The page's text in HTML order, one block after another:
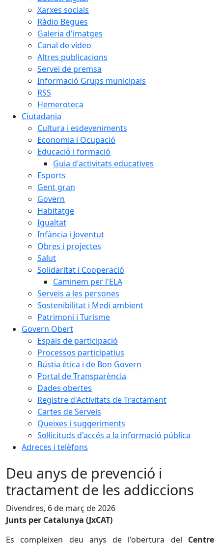
Xarxes socials
Ràdio Begues
Galeria d'imatges
Canal de vídeo
Altres publicacions
Servei de premsa
Informació Grups municipals
RSS
Hemeroteca
Ciutadania
Cultura i esdeveniments
Economia i Ocupació
Educació i formació
Guia d'activitats educatives
Esports
Gent gran
Govern
Habitatge
Igualtat
Infància i Joventut
Obres i projectes
Salut
Solidaritat i Cooperació
Caminem per l'ELA
Serveis a les persones
Sostenibilitat i Medi ambient
Patrimoni i Turisme
Govern Obert
Espais de participació
Processos participatius
Bústia ètica i de Bon Govern
Portal de Transparència
Dades obertes
Registre d'Activitats de Tractament
Cartes de Serveis
Queixes i suggeriments
Sol·licituds d'accés a la informació pública
Adreces i telèfons
Deu anys de prevenció i
tractament de les addiccions
Divendres, 6 de març de 2026
Junts per Catalunya (JxCAT)
Es compleixen deu anys de l'obertura del Centre